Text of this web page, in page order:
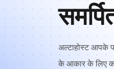
अल्टाहोस्ट आपके
के आकार के लिए